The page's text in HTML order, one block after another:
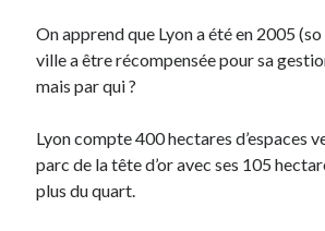
On parle de quoi ?
A Lyon
Bon plan du dimanche
Daddy
Engagé
Geek
On apprend que Lyon a été en 2005
ville a être récompensée pour sa
mais par qui ?
Lyon compte 400 hectares d’espaces
parc de la tête d’or avec ses 105
plus du quart.